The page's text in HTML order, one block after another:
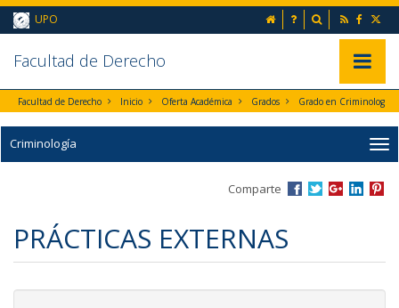
Ir al contenido principal de la página (alt + s)
Ir a la cabecera de la página (alt + c)
Ir al pie de la página (alt + p)
Ir al menú principal (alt + u)
UPO inicio Preguntas
Buscador
Facultad de Derecho
Facultad de Derecho Inicio Oferta Académica Grados Grado en Criminología
Criminología
Comparte
PRÁCTICAS EXTERNAS